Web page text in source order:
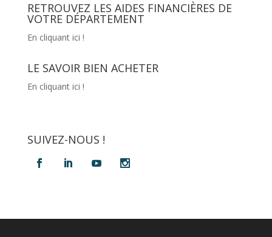
RETROUVEZ LES AIDES FINANCIÈRES DE
VOTRE DÉPARTEMENT
En cliquant ici !
LE SAVOIR BIEN ACHETER
En cliquant ici !
SUIVEZ-NOUS !